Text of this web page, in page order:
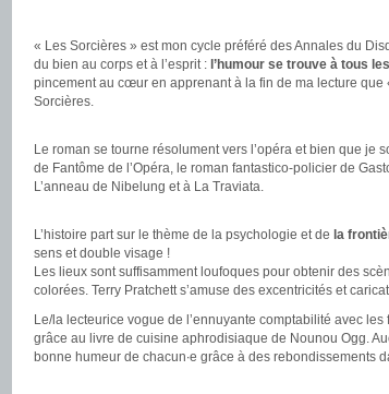
« Les Sorcières » est mon cycle préféré des Annales du
du bien au corps et à l’esprit : l’humour se trouve à tous
pincement au cœur en apprenant à la fin de ma lecture que
Sorcières.
Le roman se tourne résolument vers l’opéra et bien que je
de Fantôme de l’Opéra, le roman fantastico-policier de
L’anneau de Nibelung et à La Traviata.
L’histoire part sur le thème de la psychologie et de la
sens et double visage !
Les lieux sont suffisamment loufoques pour obtenir des
colorées. Terry Pratchett s’amuse des excentricités et
Le/la lecteurice vogue de l’ennuyante comptabilité avec
grâce au livre de cuisine aphrodisiaque de Nounou Ogg.
bonne humeur de chacun∙e grâce à des rebondissements